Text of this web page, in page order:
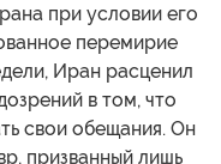
при условии его
перемирие
Иран расценил
в том, что
свои обещания. Он
призванный лишь